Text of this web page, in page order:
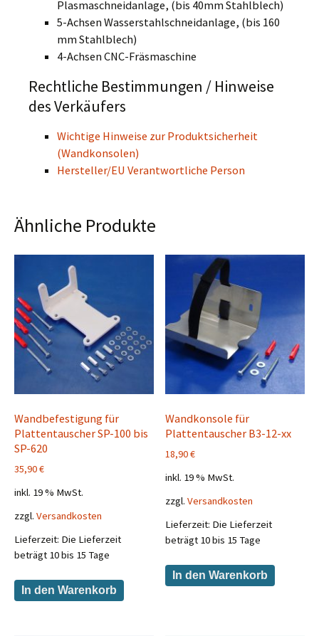
Plasmaschneidanlage, (bis 40mm Stahlblech)
5-Achsen Wasserstahlschneidanlage, (bis 160
mm Stahlblech)
4-Achsen CNC-Fräsmaschine
Rechtliche Bestimmungen / Hinweise
des Verkäufers
Wichtige Hinweise zur Produktsicherheit
(Wandkonsolen)
Hersteller/EU Verantwortliche Person
Ähnliche Produkte
Wandbefestigung für
Plattentauscher SP-100 bis
SP-620
35,90€
inkl. 19 % MwSt.
zzgl. Versandkosten
Lieferzeit: Die Lieferzeit
beträgt 10 bis 15 Tage
In den Warenkorb
Wandkonsole für
Plattentauscher B3-12-xx
18,90€
inkl. 19 % MwSt.
zzgl.Versandkosten
Lieferzeit: Die Lieferzeit
beträgt 10 bis 15 Tage
In den Warenkorb